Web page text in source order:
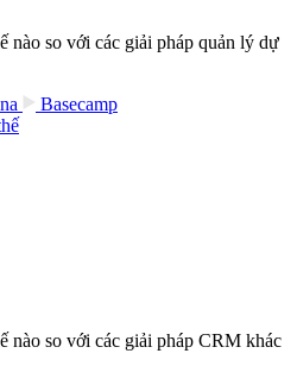
so với các giải pháp quản lý dự
Basecamp
so với các giải pháp CRM khác